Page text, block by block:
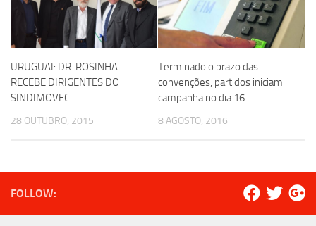
URUGUAI: DR. ROSINHA
RECEBE DIRIGENTES DO
SINDIMOVEC
28 OUTUBRO, 2015
Terminado o prazo das
convenções, partidos iniciam
campanha no dia 16
8 AGOSTO, 2016
FOLLOW: